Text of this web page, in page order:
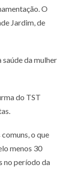
O
Jardim, de
da mulher
do TST
o que
menos 30
no período da